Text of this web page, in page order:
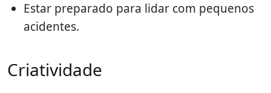
Estar preparado para lidar com pequenos
acidentes.
Criatividade